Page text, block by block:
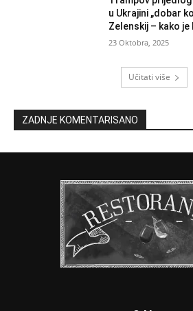
u Ukrajini „dobar
Zelenskij – kako je
23 Oktobra, 2025
Učitati više
ZADNJE KOMENTARISANO